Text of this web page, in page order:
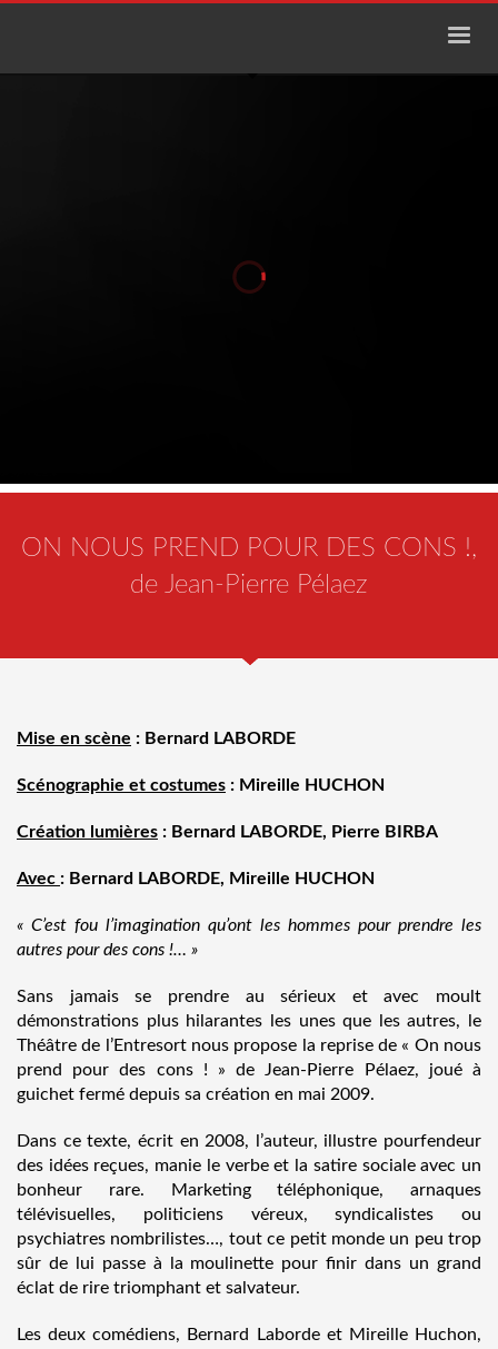
ON NOUS PREND POUR DES CONS !,
de Jean-Pierre Pélaez
Mise en scène : Bernard LABORDE
Scénographie et costumes : Mireille HUCHON
Création lumières : Bernard LABORDE, Pierre BIRBA
Avec : Bernard LABORDE, Mireille HUCHON
« C’est fou l’imagination qu’ont les hommes pour prendre les
autres pour des cons !… »
Sans jamais se prendre au sérieux et avec moult
démonstrations plus hilarantes les unes que les autres, le
Théâtre de l’Entresort nous propose la reprise de « On nous
prend pour des cons ! » de Jean-Pierre Pélaez, joué à
guichet fermé depuis sa création en mai 2009.
Dans ce texte, écrit en 2008, l’auteur, illustre pourfendeur
des idées reçues, manie le verbe et la satire sociale avec un
bonheur rare. Marketing téléphonique, arnaques
télévisuelles, politiciens véreux, syndicalistes ou
psychiatres nombrilistes…, tout ce petit monde un peu trop
sûr de lui passe à la moulinette pour finir dans un grand
éclat de rire triomphant et salvateur.
Les deux comédiens, Bernard Laborde et Mireille Huchon,